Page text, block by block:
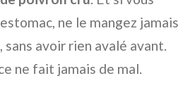
ne le mangez jamais
sans avoir rien avalé avant.
ne fait jamais de mal.